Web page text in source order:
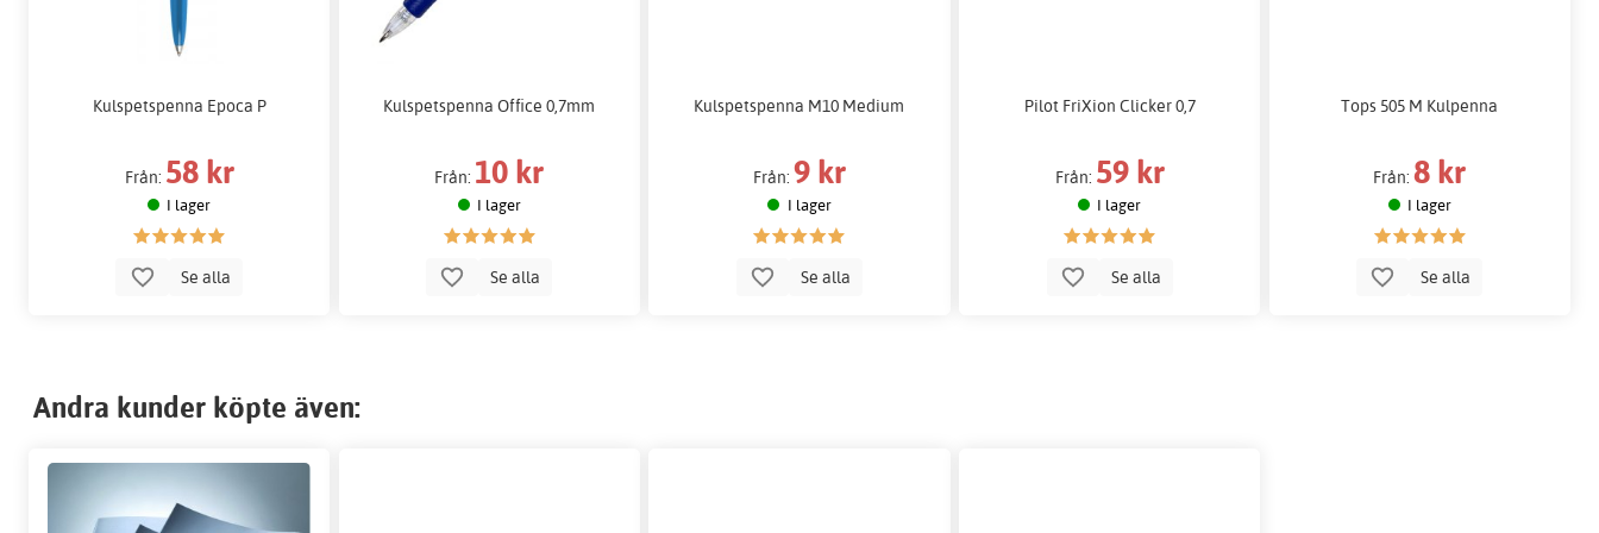
Kulspetspenna Epoca P
Från: 58 kr
I lager
Se alla
Kulspetspenna Office 0,7mm
Från: 10 kr
I lager
Se alla
Kulspetspenna M10 Medium
Från: 9 kr
I lager
Se alla
Pilot FriXion Clicker 0,7
Från: 59 kr
I lager
Se alla
Tops 505 M Kulpenna
Från:8 kr
I lager
Se alla
Andra kunder köpte även: